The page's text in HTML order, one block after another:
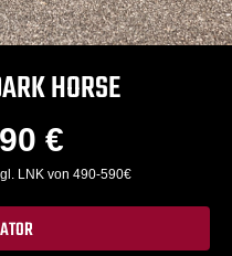
HORSE
€
LNK von 490-590€